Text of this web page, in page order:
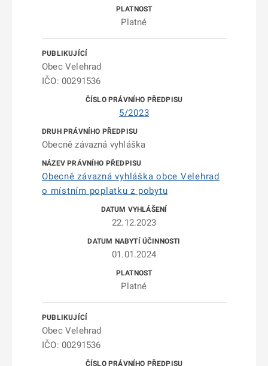
Platné
Obec Velehrad
IČO: 00291536
5/2023
Obecně závazná vyhláška
Obecně závazná vyhláška obce Velehrad
o místním poplatku z pobytu
22.12.2023
01.01.2024
Platné
Obec Velehrad
IČO: 00291536